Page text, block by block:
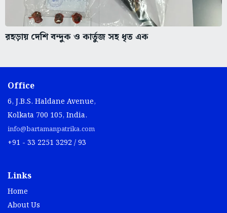
রহড়ায় দেশি বন্দুক ও কার্তুজ সহ ধৃত এক
Office
6, J.B.S. Haldane Avenue,
Kolkata 700 105, India.
info@bartamanpatrika.com
+91 - 33 2251 3292 / 93
Links
Home
About Us